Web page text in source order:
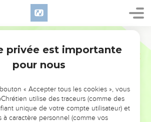
PAS L’ÉVÉNEMENT
DE L’ANNÉE !
POUVAIENT VOUS ÉVITER LES
privée est importante
pour nous
« Accepter tous les cookies », vous
utilise des traceurs (comme des
unique de votre compte utilisateur) et
à caractère personnel (comme vos